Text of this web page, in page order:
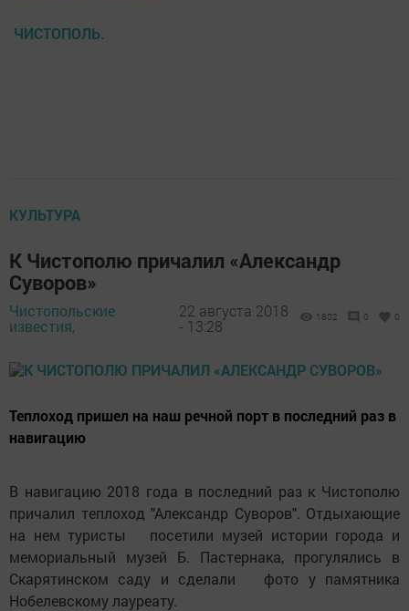
ЧИСТОПОЛЬ.
КУЛЬТУРА
К Чистополю причалил «Александр
Суворов»
Чистопольские
известия,
22 августа 2018
- 13:28
1802 0 0
Теплоход пришел на наш речной порт в последний раз в
навигацию
В навигацию 2018 года в последний раз к Чистополю
причалил теплоход "Александр Суворов". Отдыхающие
на нем туристы посетили музей истории города и
мемориальный музей Б. Пастернака, прогулялись в
Скарятинском саду и сделали фото у памятника
Нобелевскому лауреату.